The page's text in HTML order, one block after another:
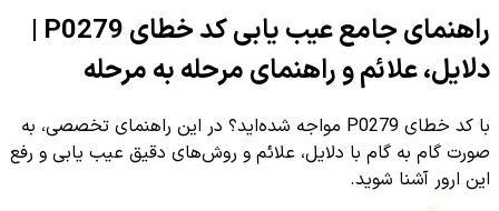
راهنمای جامع عیب یابی کد خطای P0279 |
دلایل، علائم و راهنمای مرحله به مرحله
با کد خطای P0279 مواجه شده‌اید؟ در این راهنمای تخصصی، به
صورت گام به گام با دلایل، علائم و روش‌های دقیق عیب یابی و رفع
این ارور آشنا شوید.